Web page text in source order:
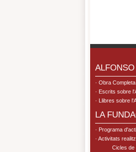
· Obra Completa
· Escrits sobre
· Llibres sobre
LA
· Programa
· Activitats
Cicles de